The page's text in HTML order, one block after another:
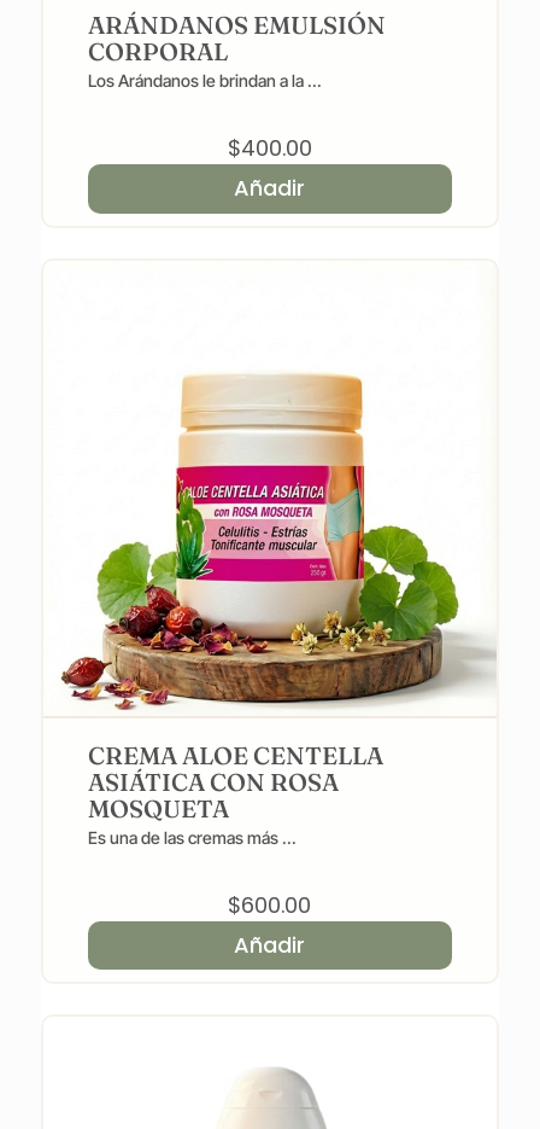
ARÁNDANOS EMULSIÓN
CORPORAL
Los Arándanos le brindan a la ...
$400.00
Añadir
CREMA ALOE CENTELLA
ASIÁTICA CON ROSA
MOSQUETA
Es una de las cremas más ...
$600.00
Añadir